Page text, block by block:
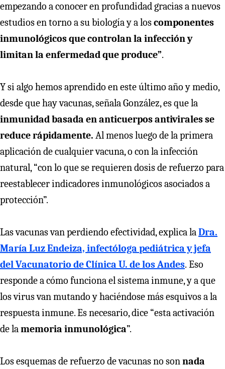
empezando a conocer en profundidad gracias a nuevos
estudios en torno a su biología y a loscomponentes
inmunológicos que controlan la infección y
limitan la enfermedad que produce”.
Y si algo hemos aprendido en este último año y medio,
desde que hay vacunas, señala González, es que la
inmunidad basada en anticuerpos antivirales se
reduce rápidamente. Al menos luego de la primera
aplicación de cualquier vacuna, o con la infección
natural, “con lo que se requieren dosis de refuerzo para
reestablecer indicadores inmunológicos asociados a
protección”.
Las vacunas van perdiendo efectividad, explica laDra.
María Luz Endeiza, infectóloga pediátrica y jefa
del Vacunatorio de Clínica U. de los Andes. Eso
responde a cómo funciona el sistema inmune, y a que
los virus van mutando y haciéndose más esquivos a la
respuesta inmune. Es necesario, dice “esta activación
de lamemoria inmunológica”.
Los esquemas de refuerzo de vacunas no sonnada